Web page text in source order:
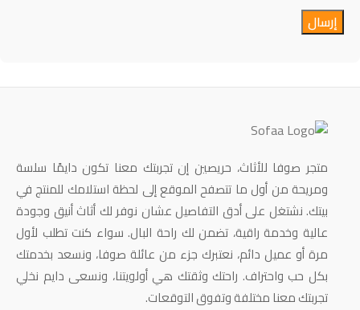
متجر صوفا للأثاث، حريصين إن تجربتك معنا تكون دايمًا سلسة
ومريحة من أول ما تتصفح الموقع إلى لحظة استلامك للمنتج في
بيتك. نشتغل على أدق التفاصيل عشان نوفر لك أثاث أنيق وجودة
عالية وخدمة راقية، تضمن لك راحة البال. سواء كنت تطلب لأول
مرة أو عميل دائم، نعتبرك جزء من عائلة صوفا، ونسعد بخدمتك
بكل حب واحتراف. راحتك وثقتك هي أولويتنا، ونسعى دايم نخلي
تجربتك معنا مختلفة وتفوق التوقعات.